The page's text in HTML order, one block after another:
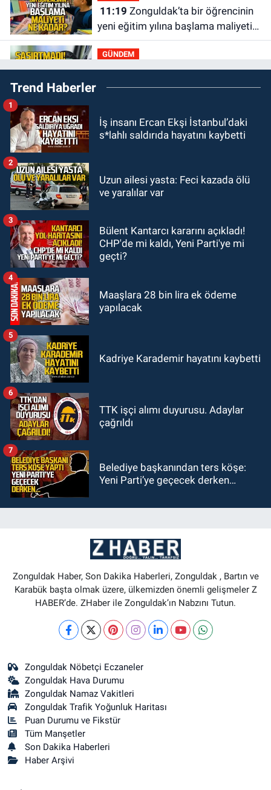
11:19
yeni eğitim yılına başlama maliyeti
ne kadar?
GÜNDEM
11:13Şaşırtmadı... Akaryakıta bir
zam daha geliyor
11:00Belediye duyurdu! Yüzme
yarışması ertelendi
10:55İşçi servisi kaza yaptı...
GÜNDEM
10:06“Drakula” alarmı! Zonguldak,
Bartın ve Düzce tehdit altında
Trend Haberler
İş insanı Ercan Ekşi İstanbul’daki
s*lahlı saldırıda hayatını kaybetti
1
Uzun ailesi yasta: Feci kazada ölü
ve yaralılar var
2
Bülent Kantarcı kararını açıkladı!
CHP'de mi kaldı, Yeni Parti'ye mi
geçti?
3
Maaşlara 28 bin lira ek ödeme
yapılacak
4
Kadriye Karademir hayatını kaybetti
5
TTK işçi alımı duyurusu. Adaylar
çağrıldı
6
Belediye başkanından ters köşe:
Yeni Parti’ye geçecek derken…
7
Zonguldak Haber, Son Dakika Haberleri, Zonguldak , Bartın ve
Karabük başta olmak üzere, ülkemizden önemli gelişmeler Z
HABER’de. ZHaber ile Zonguldak’ın Nabzını Tutun.
Zonguldak Nöbetçi Eczaneler
Zonguldak Hava Durumu
Zonguldak Namaz Vakitleri
Zonguldak Trafik Yoğunluk Haritası
Puan Durumu ve Fikstür
Tüm Manşetler
Son Dakika Haberleri
Haber Arşivi